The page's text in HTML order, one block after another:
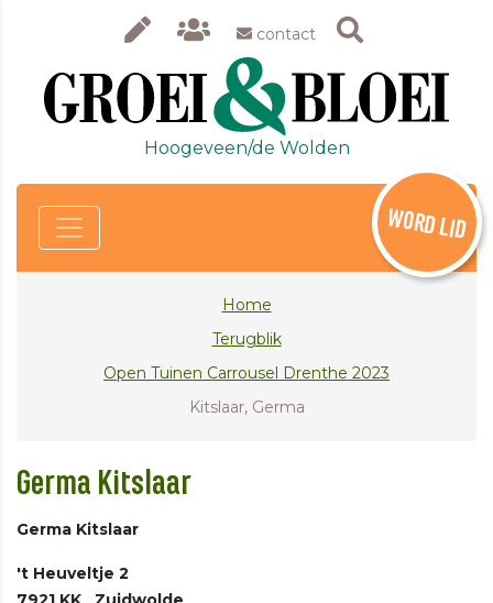
contact
Hoogeveen/de Wolden
WORD LID
Home
Terugblik
Open Tuinen Carrousel Drenthe 2023
Kitslaar, Germa
Germa Kitslaar
Germa Kitslaar
't Heuveltje 2